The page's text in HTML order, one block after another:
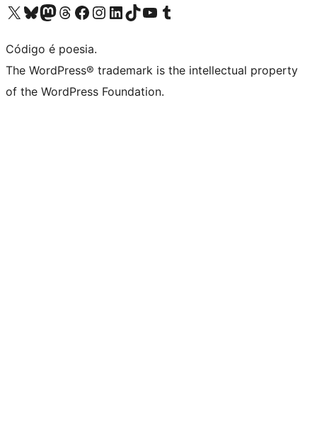
Acessar nossa conta do X (antigo Twitter)
Acessar nossa conta do Bluesky
Acessar nossa conta do Mastodon
Acessar nossa conta do Threads
Acessar nossa página do Facebook
Acessar nossa conta do Instagram
Acessar nossa conta do LinkedIn
Acessar nossa conta do TikTok
Acessar nosso canal do YouTube
Acessar nossa conta no Tumblr
Código é poesia.
The WordPress® trademark is the intellectual property
of the WordPress Foundation.